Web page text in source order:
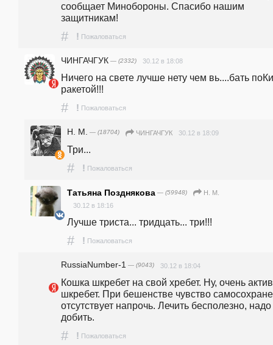
сообщает Минобороны. Спасибо нашим
защитникам!
# ! Пожаловаться
ЧИНГАЧГУК — (2332) 30.12 в 18:08
Ничего на свете лучше нету чем вь....бать
ракетой!!!
# ! Пожаловаться
Н. М. — (18704) ЧИНГАЧГУК 30.12 в 18:09
Три...
# ! Пожаловаться
Татьяна Позднякова — (59948)
Н. М.
30.12 в 18:16
Лучше триста... тридцать... три!!!
# ! Пожаловаться
RussiaNumber-1 — (9043) 30.12 в 18:04
Кошка шкребет на свой хребет. Ну, очень
шкребет. При бешенстве чувство
отсутствует напрочь. Лечить бесполезно, надо
добить.
# ! Пожаловаться